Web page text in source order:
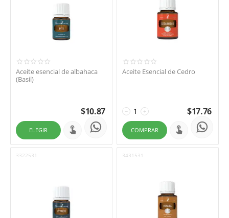
Aceite esencial de albahaca
(Basil)
$10.87
ELEGIR
Aceite Esencial de Cedro
+
− $17.76
COMPRAR
3322531 3431531